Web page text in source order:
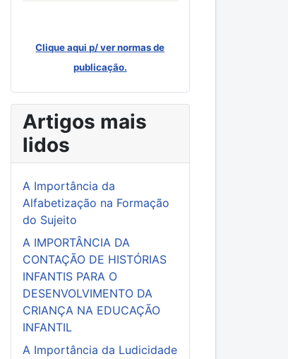
Clique aqui p/ ver normas de
publicação.
Artigos mais
lidos
A Importância da
Alfabetização na Formação
do Sujeito
A IMPORTÂNCIA DA
CONTAÇÃO DE HISTÓRIAS
INFANTIS PARA O
DESENVOLVIMENTO DA
CRIANÇA NA EDUCAÇÃO
INFANTIL
A Importância da Ludicidade